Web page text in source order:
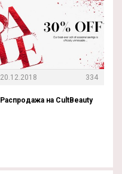
20.12.2018 334
Распродажа на CultBeauty